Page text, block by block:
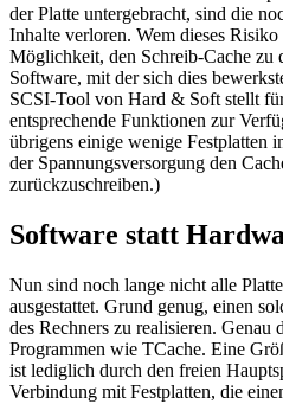
der Platte untergebracht, sind die
Inhalte verloren. Wem dieses
Möglichkeit, den Schreib-Cache zu
Software, mit der sich dies
SCSI-Tool von Hard & Soft stellt
entsprechende Funktionen zur
übrigens einige wenige Festplatten
der Spannungsversorgung den
zurückzuschreiben.)
Software statt
Nun sind noch lange nicht alle
ausgestattet. Grund genug, einen
des Rechners zu realisieren. Genau
Programmen wie TCache. Eine
ist lediglich durch den freien
Verbindung mit Festplatten, die